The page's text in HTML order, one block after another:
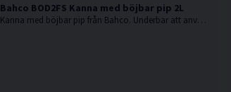
Bahco BOD2FS Kanna med böjbar pip 2L
Kanna med böjbar pip från Bahco. Underbar att använda vid påfyllning av bland annat Olja.